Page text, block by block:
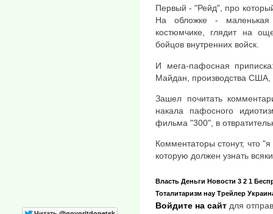
Первый - "Рейд", про
На обложке - маленькая
костюмчике, глядит на
бойцов внутренних войск.
И мега-пафосная
Майдан, производства США,
Зашел почитать
накала пафосного
фильма "300", в
Комментаторы стонут, что
которую должен узнать
Власть Деньги Новости 3 2 1
Тоталитаризм нау Трейлер
Войдите на сайт для